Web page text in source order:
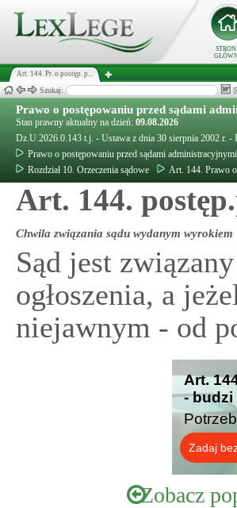
Art. 144. Pr. o postęp. p...
Szukaj:
Prawo o postępowaniu przed sądami
Stan prawny aktualny na dzień: 09.08.2026
Dz.U.2026.0.143 t.j. - Ustawa z dnia 30 sierpnia 2002 r.
Prawo o postępowaniu przed sądami administracyjnymi
Rozdział 10. Orzeczenia sądowe
Art. 144. Prawo
Art. 144.
Chwila związania sądu wydanym wyrokiem
Sąd jest
ogłoszenia, a
niejawnym - od
Art.
- budzi
Zadaj
Zobacz